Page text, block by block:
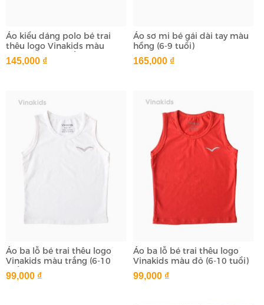
Áo kiểu dáng polo bé trai
thêu logo Vinakids màu
vàng đất (1-7 tuổi)
145,000 ₫
Áo sơ mi bé gái dài tay màu
hồng (6-9 tuổi)
165,000 ₫
Áo ba lỗ bé trai thêu logo
Vinakids màu trắng (6-10
tuổi)
99,000 ₫
Áo ba lỗ bé trai thêu logo
Vinakids màu đỏ (6-10 tuổi)
99,000 ₫